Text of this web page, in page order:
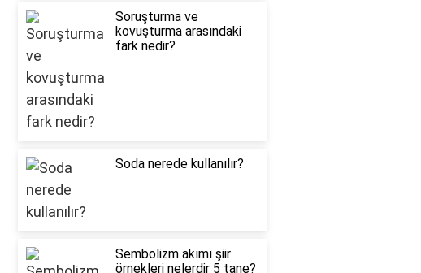
Soruşturma ve
kovuşturma arasındaki
fark nedir?
Soda nerede kullanılır?
Sembolizm akımı şiir
örnekleri nelerdir 5 tane?